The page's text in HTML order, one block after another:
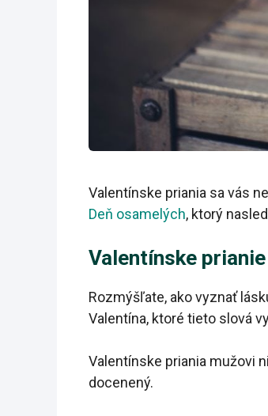
Valentínske priania sa vás
Deň osamelých, ktorý
Valentínske
Rozmýšľate, ako vyznať
Valentína, ktoré tieto slová
Valentínske priania mužovi
docenený.